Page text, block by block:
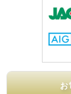
お